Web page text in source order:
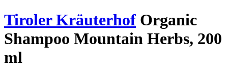
Tiroler Kräuterhof Organic
Shampoo Mountain Herbs, 200
ml